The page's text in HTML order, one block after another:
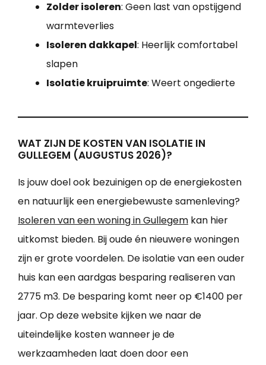
Zolder isoleren: Geen last van opstijgend
warmteverlies
Isoleren dakkapel: Heerlijk comfortabel
slapen
Isolatie kruipruimte: Weert ongedierte
WAT ZIJN DE KOSTEN VAN ISOLATIE IN
GULLEGEM (AUGUSTUS 2026)?
Is jouw doel ook bezuinigen op de energiekosten
en natuurlijk een energiebewuste samenleving?
Isoleren van een woning in Gullegem kan hier
uitkomst bieden. Bij oude én nieuwere woningen
zijn er grote voordelen. De isolatie van een ouder
huis kan een aardgas besparing realiseren van
2775 m3. De besparing komt neer op €1400 per
jaar. Op deze website kijken we naar de
uiteindelijke kosten wanneer je de
werkzaamheden laat doen door een